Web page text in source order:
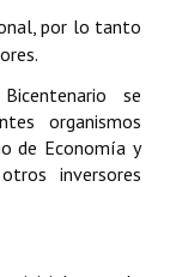
por lo tanto
se
organismos
de Economía y
inversores